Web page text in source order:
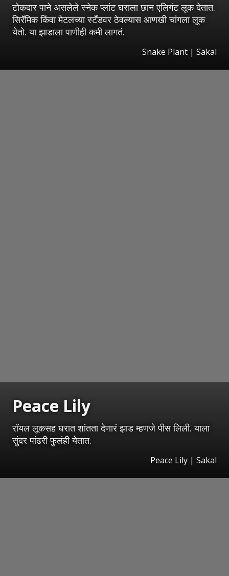
टोकदार पाने असलेले स्नेक प्लांट घराला छान एलिगंट लूक देतात.
सिरॅमिक किंवा मेटलच्या स्टँडवर ठेवल्यास आणखी चांगला लूक
येतो. या झाडाला पाणीही कमी लागतं.
Snake Plant | Sakal
Peace Lily
रॉयल लूकसह घरात शांतता देणारं झाड म्हणजे पीस लिली. याला
सुंदर पांढरी फुलंही येतात.
Peace Lily | Sakal